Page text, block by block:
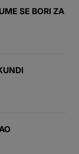
SE BORI ZA